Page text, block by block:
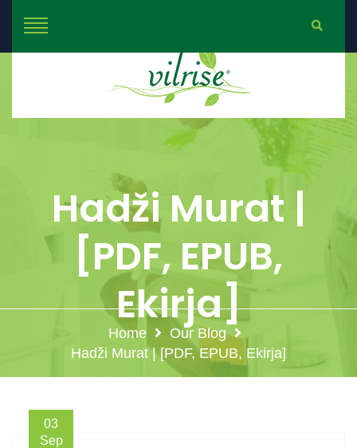
Hadži Murat |
[PDF, EPUB,
Ekirja]
Home
Our Blog
Hadži Murat | [PDF, EPUB, Ekirja]
03
Sep